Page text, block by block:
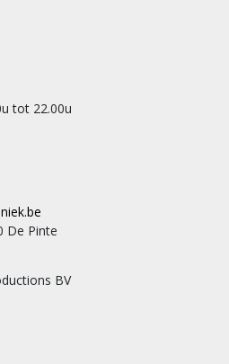
tot 22.00u
De Pinte
BV